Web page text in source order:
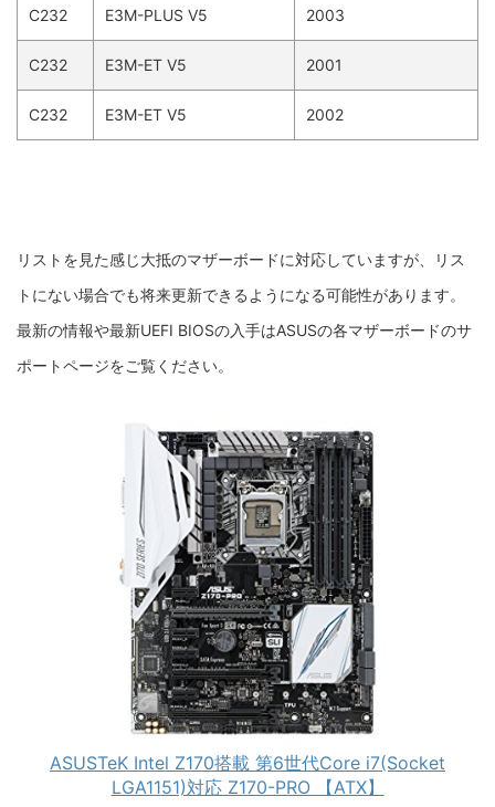
C232 E3M-PLUS V5 2003
C232 E3M-ET V5 2001
C232 E3M-ET V5 2002
リストを見た感じ大抵のマザーボードに対応していますが、リス
トにない場合でも将来更新できるようになる可能性があります。
最新の情報や最新UEFI BIOSの入手はASUSの各マザーボードのサ
ポートページをご覧ください。
ASUSTeK Intel Z170搭載 第6世代Core i7(Socket
LGA1151)対応 Z170-PRO 【ATX】